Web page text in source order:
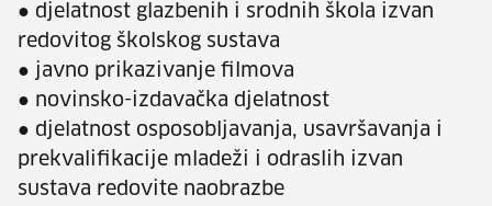
● djelatnost glazbenih i srodnih škola izvan
redovitog školskog sustava
● javno prikazivanje filmova
● novinsko-izdavačka djelatnost
● djelatnost osposobljavanja, usavršavanja i
prekvalifikacije mladeži i odraslih izvan
sustava redovite naobrazbe